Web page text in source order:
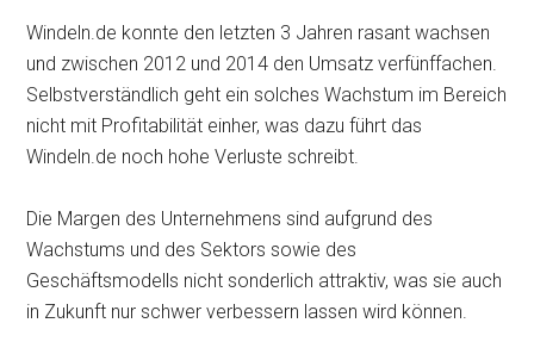
Windeln.de konnte den letzten 3 Jahren rasant wachsen
und zwischen 2012 und 2014 den Umsatz verfünffachen.
Selbstverständlich geht ein solches Wachstum im Bereich
nicht mit Profitabilität einher, was dazu führt das
Windeln.de noch hohe Verluste schreibt.
Die Margen des Unternehmens sind aufgrund des
Wachstums und des Sektors sowie des
Geschäftsmodells nicht sonderlich attraktiv, was sie auch
in Zukunft nur schwer verbessern lassen wird können.